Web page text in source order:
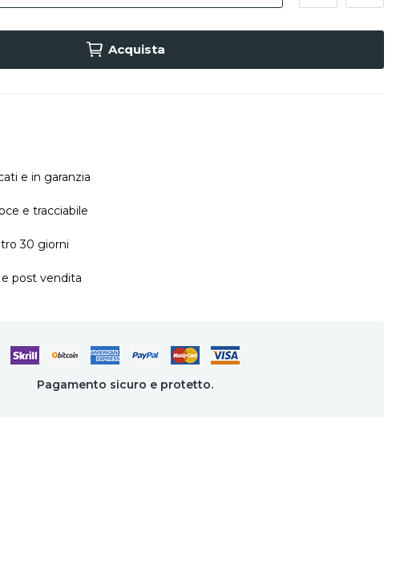
Acquista
e in garanzia
e tracciabile
30 giorni
post vendita
Pagamento sicuro e protetto.